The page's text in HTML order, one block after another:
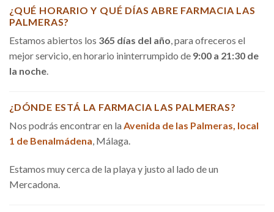
¿QUÉ HORARIO Y QUÉ DÍAS ABRE FARMACIA LAS
PALMERAS?
Estamos abiertos los 365 días del año, para ofreceros el
mejor servicio, en horario ininterrumpido de 9:00 a 21:30 de
la noche.
¿DÓNDE ESTÁ LA FARMACIA LAS PALMERAS?
Nos podrás encontrar en la Avenida de las Palmeras, local
1 de Benalmádena, Málaga.
Estamos muy cerca de la playa y justo al lado de un
Mercadona.